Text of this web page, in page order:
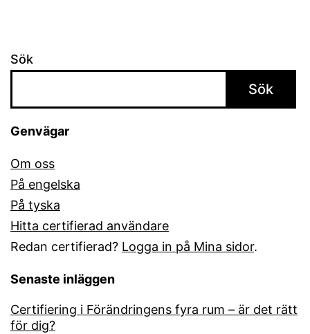
Sök
Sök
Genvägar
Om oss
På engelska
På tyska
Hitta certifierad användare
Redan certifierad? Logga in på Mina sidor.
Senaste inläggen
Certifiering i Förändringens fyra rum – är det rätt
för dig?